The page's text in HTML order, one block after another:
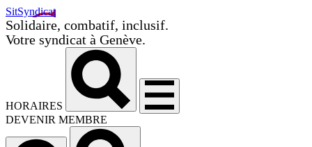
SitSyndicat
Solidaire, combatif, inclusif.
Votre syndicat à Genève.
HORAIRES
DEVENIR MEMBRE